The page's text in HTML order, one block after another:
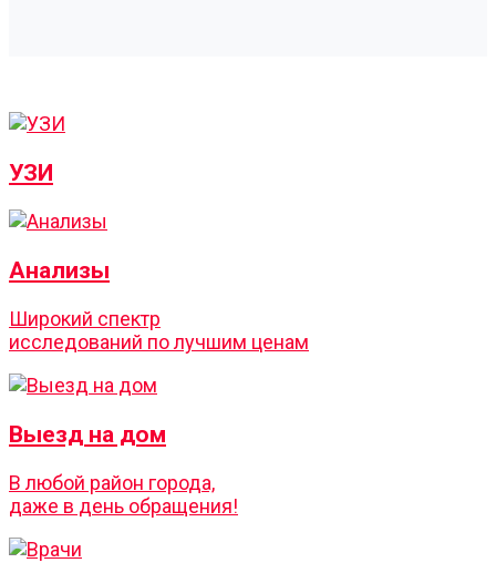
УЗИ
Анализы
Широкий спектр
исследований по лучшим ценам
Выезд на дом
В любой район города,
даже в день обращения!